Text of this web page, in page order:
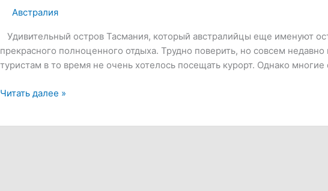
Австралия
Удивительный остров Тасмания, который австралийцы еще именуют
прекрасного полноценного отдыха. Трудно поверить, но совсем
туристам в то время не очень хотелось посещать курорт. Однако
Остров
Читать далее »